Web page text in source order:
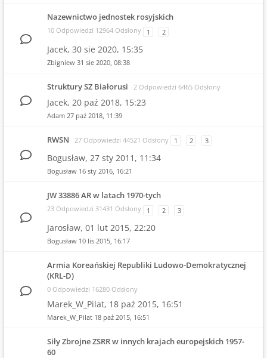
Nazewnictwo jednostek rosyjskich
10 Odpowiedzi 12964 Odsłony 1 2
Jacek, 30 sie 2020, 15:35
Zbigniew 31 sie 2020, 08:38
Struktury SZ Białorusi 2 Odpowiedzi 6465 Odsłony
Jacek, 20 paź 2018, 15:23
Adam 27 paź 2018, 11:39
RWSN 27 Odpowiedzi 44521 Odsłony 1 2 3
Bogusław, 27 sty 2011, 11:34
Bogusław 16 sty 2016, 16:21
JW 33886 AR w latach 1970-tych
23 Odpowiedzi 31431 Odsłony 1 2 3
Jarosław, 01 lut 2015, 22:20
Bogusław 10 lis 2015, 16:17
Armia Koreańskiej Republiki Ludowo-Demokratycznej
(KRL-D)
0 Odpowiedzi 16280 Odsłony
Marek_W_Pilat, 18 paź 2015, 16:51
Marek_W_Pilat 18 paź 2015, 16:51
Siły Zbrojne ZSRR w innych krajach europejskich 1957-
60